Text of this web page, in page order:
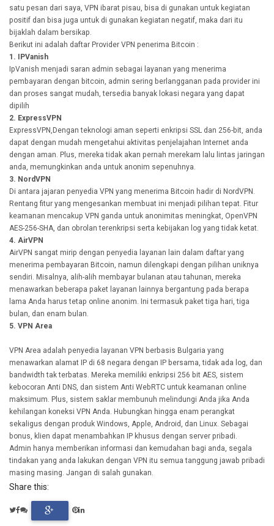
satu pesan dari saya, VPN ibarat pisau, bisa di gunakan untuk kegiatan
positif dan bisa juga untuk di gunakan kegiatan negatif, maka dari itu
bijaklah dalam bersikap.
Berikut ini adalah daftar Provider VPN penerima Bitcoin :
1. IPVanish
IpVanish menjadi saran admin sebagai layanan yang menerima
pembayaran dengan bitcoin, admin sering berlangganan pada provider ini
dan proses sangat mudah, tersedia banyak lokasi negara yang dapat
dipilih
2. ExpressVPN
ExpressVPN,Dengan teknologi aman seperti enkripsi SSL dan 256-bit, anda
dapat dengan mudah mengetahui aktivitas penjelajahan Internet anda
dengan aman. Plus, mereka tidak akan pernah merekam lalu lintas jaringan
anda, memungkinkan anda untuk anonim sepenuhnya.
3. NordVPN
Di antara jajaran penyedia VPN yang menerima Bitcoin hadir di NordVPN.
Rentang fitur yang mengesankan membuat ini menjadi pilihan tepat. Fitur
keamanan mencakup VPN ganda untuk anonimitas meningkat, OpenVPN
AES-256-SHA, dan obrolan terenkripsi serta kebijakan log yang tidak ketat.
4. AirVPN
AirVPN sangat mirip dengan penyedia layanan lain dalam daftar yang
menerima pembayaran Bitcoin, namun dilengkapi dengan pilihan uniknya
sendiri. Misalnya, alih-alih membayar bulanan atau tahunan, mereka
menawarkan beberapa paket layanan lainnya bergantung pada berapa
lama Anda harus tetap online anonim. Ini termasuk paket tiga hari, tiga
bulan, dan enam bulan.
5. VPN Area
VPN Area adalah penyedia layanan VPN berbasis Bulgaria yang
menawarkan alamat IP di 68 negara dengan IP bersama, tidak ada log, dan
bandwidth tak terbatas. Mereka memiliki enkripsi 256 bit AES, sistem
kebocoran Anti DNS, dan sistem Anti WebRTC untuk keamanan online
maksimum. Plus, sistem saklar membunuh melindungi Anda jika Anda
kehilangan koneksi VPN Anda. Hubungkan hingga enam perangkat
sekaligus dengan produk Windows, Apple, Android, dan Linux. Sebagai
bonus, klien dapat menambahkan IP khusus dengan server pribadi.
Admin hanya memberikan informasi dan kemudahan bagi anda, segala
tindakan yang anda lakukan dengan VPN itu semua tanggung jawab pribadi
masing masing. Jangan di salah gunakan.
Share this: